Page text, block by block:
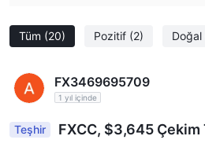
Tüm (20) Pozitif (2) Doğal
FX3469695709
1 yıl içinde
Teşhir
FXCC, $3,645